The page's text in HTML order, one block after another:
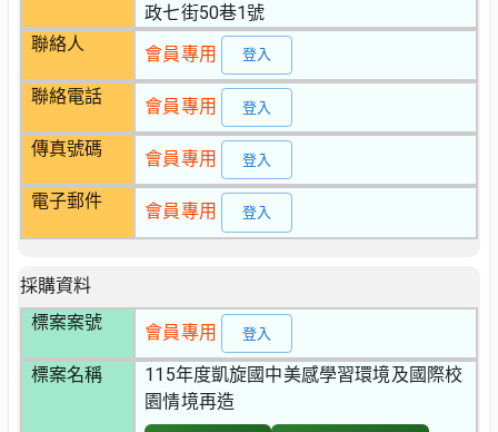
政七街50巷1號
聯絡人
會員專用 登入
聯絡電話 會員專用 登入
傳真號碼 會員專用 登入
電子郵件 會員專用 登入
採購資料
標案案號
會員專用 登入
標案名稱
115年度凱旋國中美感學習環境及國際校
園情境再造